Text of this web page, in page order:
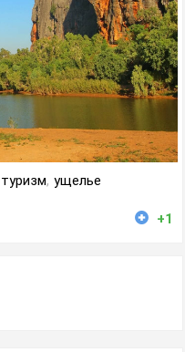
туризм, ущелье
+1